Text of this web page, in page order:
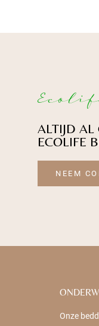
ALTIJD
ECOLIFE
NEEM
Onze